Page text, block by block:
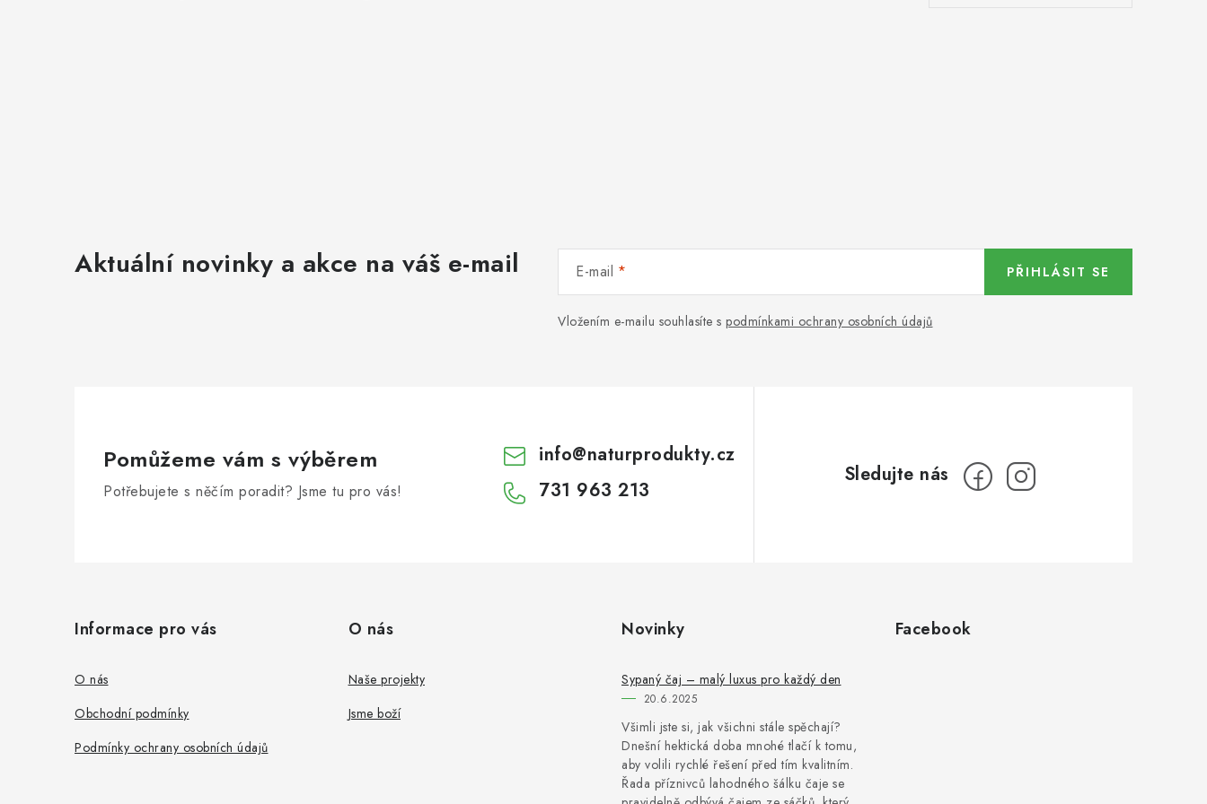
Aktuální novinky a akce na váš e-mail E-mail
Vložením e-mailu souhlasíte s podmínkami ochrany osobních údajů
PŘIHLÁSIT SE
Pomůžeme vám s výběrem
Potřebujete s něčím poradit? Jsme tu pro vás!
info@naturprodukty.cz
731 963 213
Informace pro vás
O nás
Obchodní podmínky
Podmínky ochrany osobních údajů
O nás
Naše projekty
Jsme boží
Novinky
Sypaný čaj – malý luxus pro každý den
20.6.2025
Všimli jste si, jak všichni stále spěchají?
Dnešní hektická doba mnohé tlačí k tomu,
aby volili rychlé řešení před tím kvalitním.
Řada příznivců lahodného šálku čaje se
Facebook